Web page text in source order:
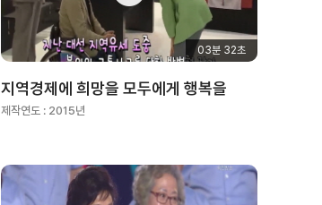
03분 32초
지역경제에 희망을 모두에게 행복을
제작연도 : 2015년